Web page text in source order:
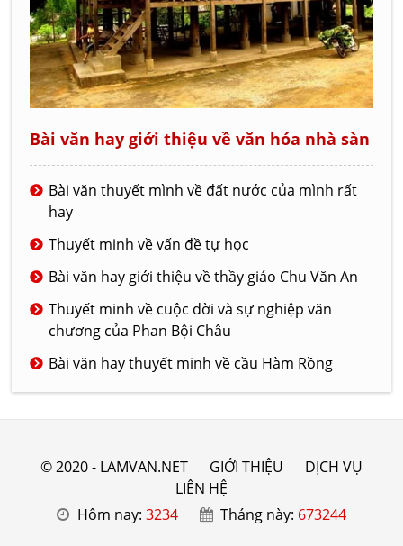
Bài văn hay giới thiệu về văn hóa nhà sàn
Bài văn thuyết mình về đất nước của mình rất
hay
Thuyết minh về vấn đề tự học
Bài văn hay giới thiệu về thầy giáo Chu Văn An
Thuyết minh về cuộc đời và sự nghiệp văn
chương của Phan Bội Châu
Bài văn hay thuyết minh về cầu Hàm Rồng
© 2020 - LAMVAN.NET GIỚI THIỆU
DỊCH VỤ
LIÊN HỆ
Hôm nay: 3234 Tháng này: 673244